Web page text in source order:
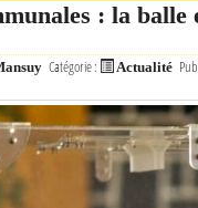
: la
Catégorie : Actualité